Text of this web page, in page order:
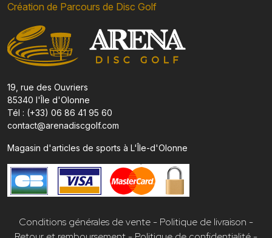
Création de Parcours de Disc Golf
19, rue des Ouvriers
85340 l'Île d'Olonne
Tél : (+33) 06 86 41 95 60
contact@arenadiscgolf.com
Magasin d'articles de sports à L'Île-d'Olonne
Conditions générales de vente- Politique de livraison -